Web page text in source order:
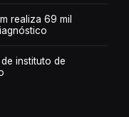
realiza 69 mil
instituto de